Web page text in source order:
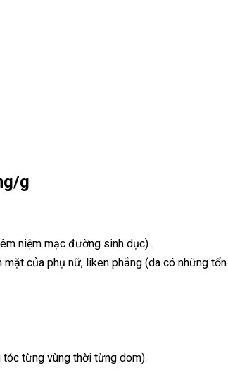
g
niệm mạc đường sinh dục) .
của phụ nữ, liken phẳng (da có những
tóc từng vùng thời từng dom).